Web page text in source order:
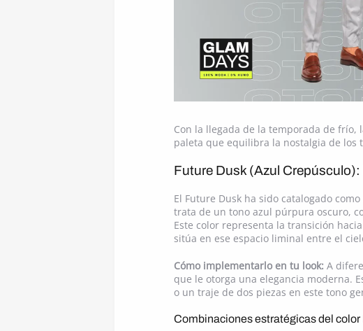
Con la llegada de la temporada de
paleta que equilibra la nostalgia de los
Future Dusk (Azul
El Future Dusk ha sido catalogado
trata de un tono azul púrpura oscuro,
Este color representa la transición
sitúa en ese espacio liminal entre el
Cómo implementarlo en tu look: A
que le otorga una elegancia moderna.
o un traje de dos piezas en este tono
Combinaciones estratégicas del